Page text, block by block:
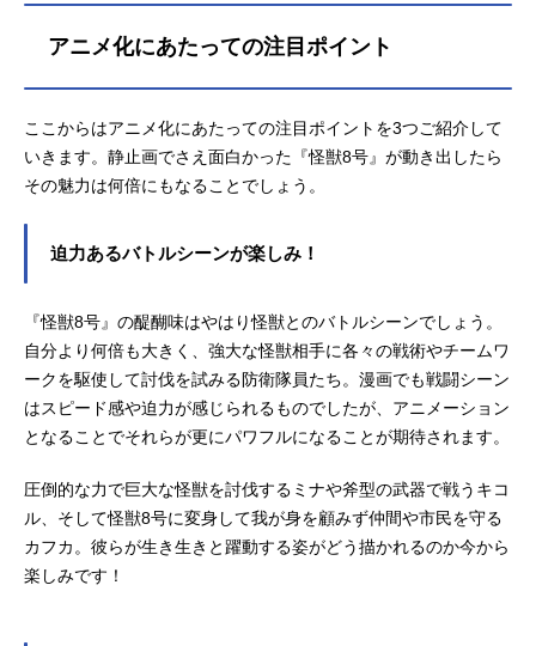
アニメ化にあたっての注目ポイント
ここからはアニメ化にあたっての注目ポイントを3つご紹介して
いきます。静止画でさえ面白かった『怪獣8号』が動き出したら
その魅力は何倍にもなることでしょう。
迫力あるバトルシーンが楽しみ！
『怪獣8号』の醍醐味はやはり怪獣とのバトルシーンでしょう。
自分より何倍も大きく、強大な怪獣相手に各々の戦術やチームワ
ークを駆使して討伐を試みる防衛隊員たち。漫画でも戦闘シーン
はスピード感や迫力が感じられるものでしたが、アニメーション
となることでそれらが更にパワフルになることが期待されます。
圧倒的な力で巨大な怪獣を討伐するミナや斧型の武器で戦うキコ
ル、そして怪獣8号に変身して我が身を顧みず仲間や市民を守る
カフカ。彼らが生き生きと躍動する姿がどう描かれるのか今から
楽しみです！